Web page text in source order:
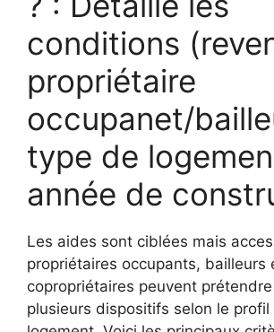
conditions
propriétaire
occupanet/
type de
année de
Les aides sont ciblées mais
propriétaires occupants, bailleurs
copropriétaires peuvent
plusieurs dispositifs selon le profil